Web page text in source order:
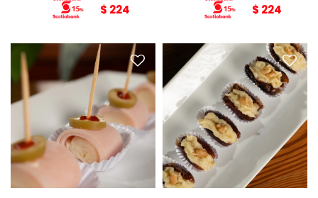
$ 224
$ 224
Arrollado de Jamón con
Palmitos x6
Dátiles con Roquefort y
Nuez x6